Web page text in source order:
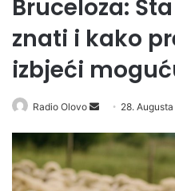
Bruceloza:
znati i kako
izbjeći
Radio Olovo
n
a
28.